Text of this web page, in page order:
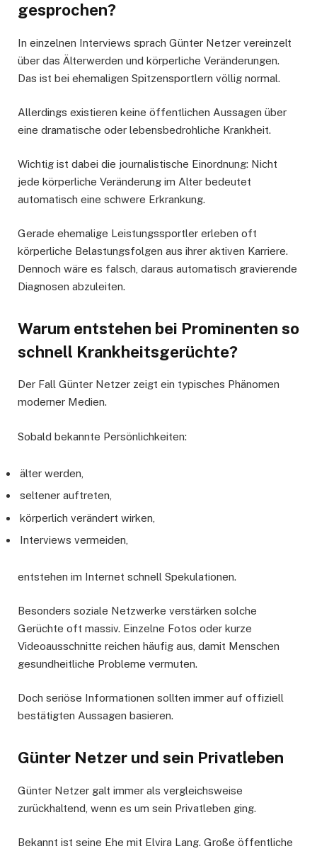
gesprochen?
In einzelnen Interviews sprach Günter Netzer vereinzelt
über das Älterwerden und körperliche Veränderungen.
Das ist bei ehemaligen Spitzensportlern völlig normal.
Allerdings existieren keine öffentlichen Aussagen über
eine dramatische oder lebensbedrohliche Krankheit.
Wichtig ist dabei die journalistische Einordnung: Nicht
jede körperliche Veränderung im Alter bedeutet
automatisch eine schwere Erkrankung.
Gerade ehemalige Leistungssportler erleben oft
körperliche Belastungsfolgen aus ihrer aktiven Karriere.
Dennoch wäre es falsch, daraus automatisch gravierende
Diagnosen abzuleiten.
Warum entstehen bei Prominenten so
schnell Krankheitsgerüchte?
Der Fall Günter Netzer zeigt ein typisches Phänomen
moderner Medien.
Sobald bekannte Persönlichkeiten:
älter werden,
seltener auftreten,
körperlich verändert wirken,
Interviews vermeiden,
entstehen im Internet schnell Spekulationen.
Besonders soziale Netzwerke verstärken solche
Gerüchte oft massiv. Einzelne Fotos oder kurze
Videoausschnitte reichen häufig aus, damit Menschen
gesundheitliche Probleme vermuten.
Doch seriöse Informationen sollten immer auf offiziell
bestätigten Aussagen basieren.
Günter Netzer und sein Privatleben
Günter Netzer galt immer als vergleichsweise
zurückhaltend, wenn es um sein Privatleben ging.
Bekannt ist seine Ehe mit Elvira Lang. Große öffentliche